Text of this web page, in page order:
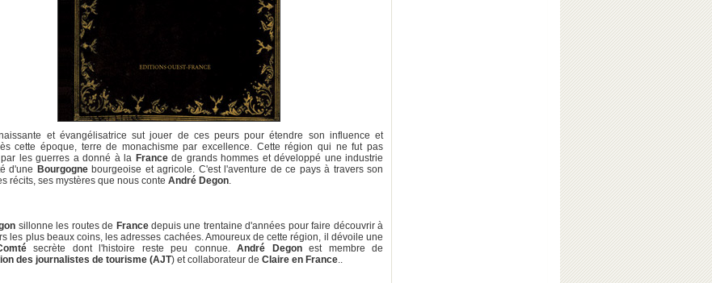
et évangélisatrice sut jouer de ces peurs pour étendre son influence et
cette époque, terre de monachisme par excellence. Cette région qui ne fut pas
les guerres a donné à la Francede grands hommes et développé une industrie
d'une Bourgognebourgeoise et agricole. C'est l'aventure de ce pays à travers son
récits, ses mystères que nous conte André Degon.
sillonne les routes de Francedepuis une trentaine d'années pour faire découvrir à
les plus beaux coins, les adresses cachées. Amoureux de cette région, il dévoile une
secrète dont l'histoire reste peu connue.André Degonest membre de
des journalistes de tourisme (AJT) et collaborateur de Claire en France..